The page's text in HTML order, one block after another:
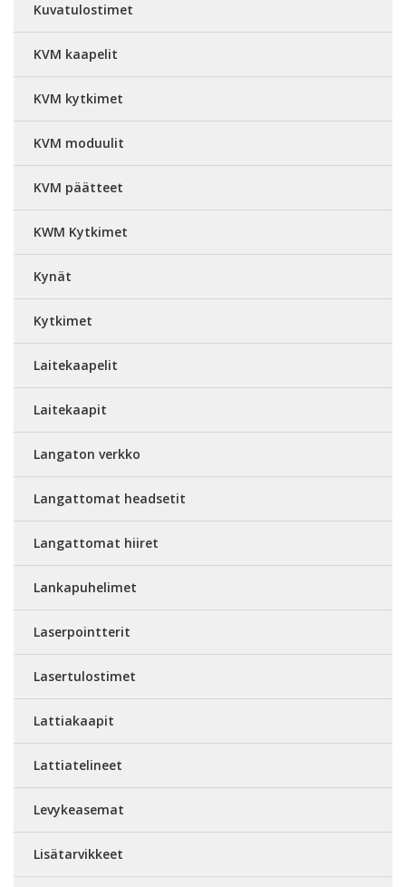
Kuvatulostimet
KVM kaapelit
KVM kytkimet
KVM moduulit
KVM päätteet
KWM Kytkimet
Kynät
Kytkimet
Laitekaapelit
Laitekaapit
Langaton verkko
Langattomat headsetit
Langattomat hiiret
Lankapuhelimet
Laserpointterit
Lasertulostimet
Lattiakaapit
Lattiatelineet
Levykeasemat
Lisätarvikkeet